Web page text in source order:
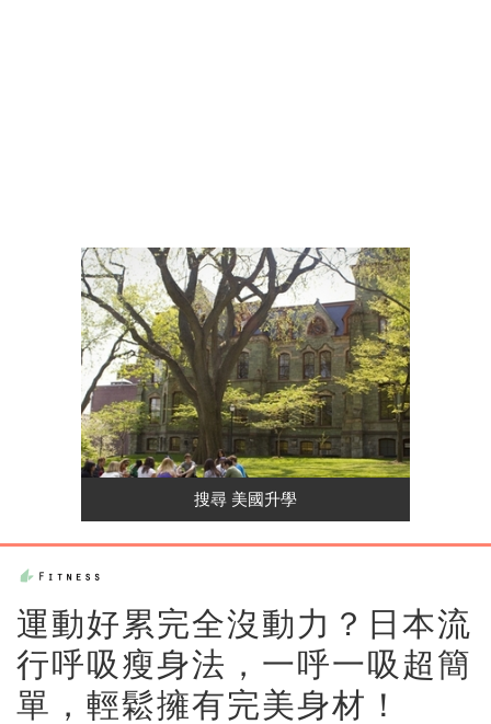
運動好累完全沒動力？日本流
行呼吸瘦身法，一呼一吸超簡
單，輕鬆擁有完美身材！